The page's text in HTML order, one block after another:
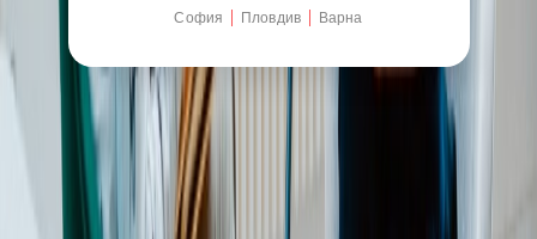
София Пловдив Варна